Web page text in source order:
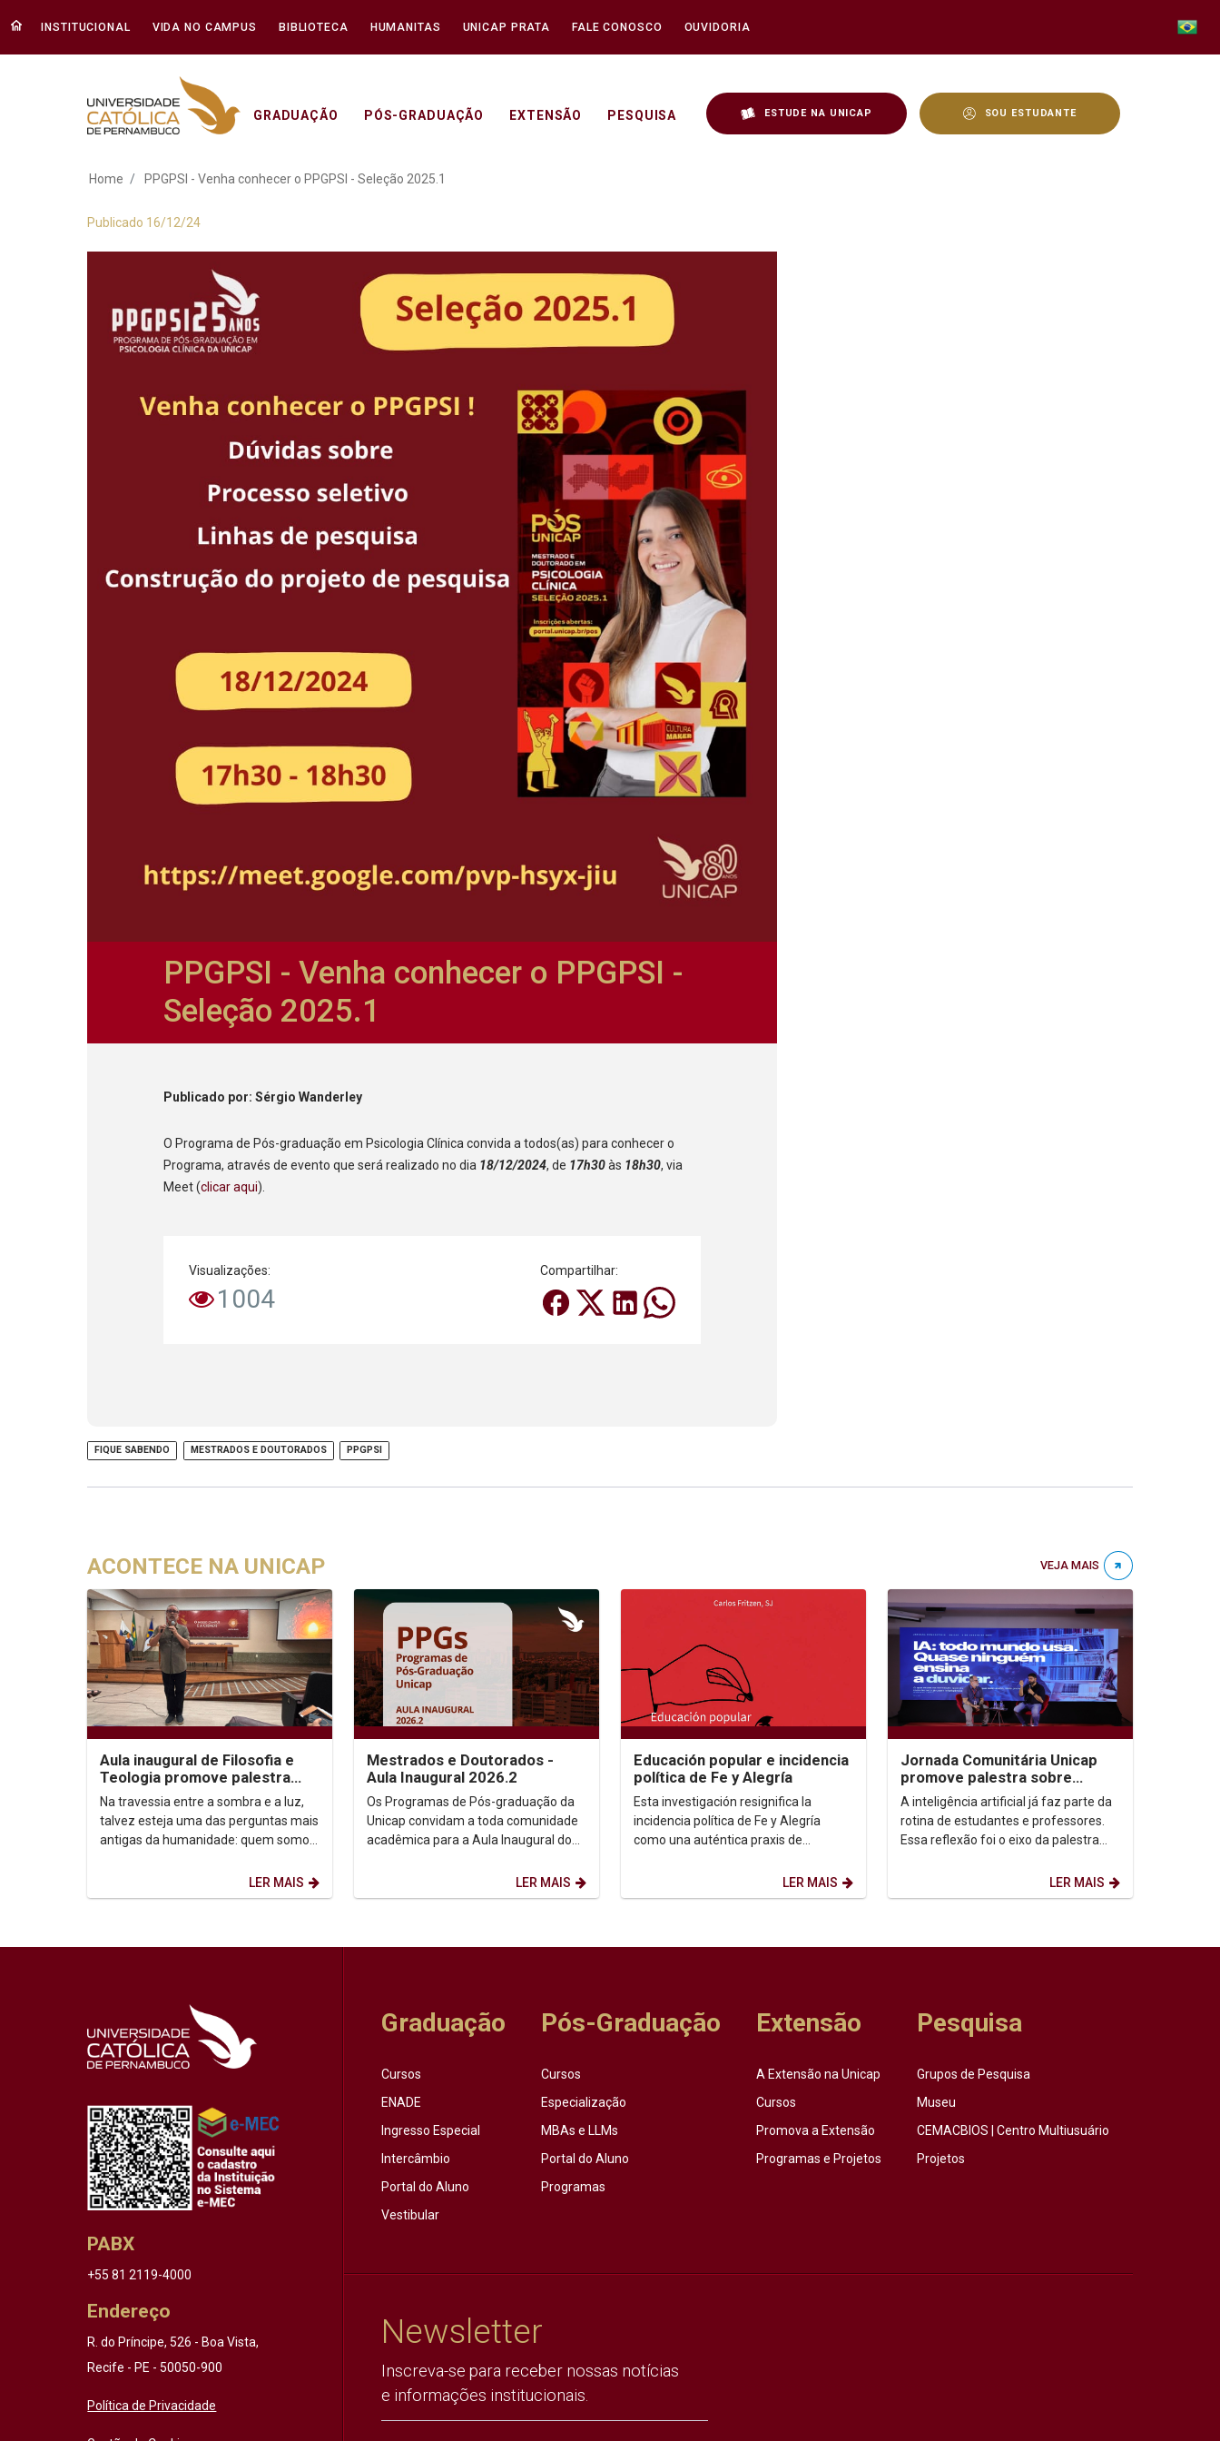
INSTITUCIONAL VIDA NO CAMPUS BIBLIOTECA HUMANITAS UNICAP PRATA FALE CONOSCO OUVIDORIA
GRADUAÇÃO PÓS-GRADUAÇÃO EXTENSÃO PESQUISA ESTUDE NA UNICAP SOU ESTUDANTE
PPGPSI - Venha conhecer o PPGPSI - Seleção 2025.1 - Unicap
Home PPGPSI - Venha conhecer o PPGPSI - Seleção 2025.1
Publicado 16/12/24
PPGPSI - Venha conhecer o PPGPSI -
Seleção 2025.1
Publicado por: Sérgio Wanderley
O Programa de Pós-graduação em Psicologia Clínica convida a todos(as) para conhecer o
Programa, através de evento que será realizado no dia 18/12/2024, de 17h30às 18h30, via
Meet (clicar aqui).
Visualizações:
1004
Compartilhar:
FIQUE SABENDO MESTRADOS E DOUTORADOS PPGPSI
ACONTECE NA UNICAP VEJA MAIS
Aula inaugural de Filosofia e
Teologia promove palestra
sobre autoconhecimento
Na travessia entre a sombra e a luz,
talvez esteja uma das perguntas mais
antigas da humanidade: quem somos,
LER MAIS
Mestrados e Doutorados -
Aula Inaugural 2026.2
Os Programas de Pós-graduação da
Unicap convidam a toda comunidade
acadêmica para a Aula Inaugural do
LER MAIS
Educación popular e incidencia
política de Fe y Alegría
Esta investigación resignifica la
incidencia política de Fe y Alegría
como una auténtica praxis de
LER MAIS
Jornada Comunitária Unicap
promove palestra sobre
aprendizagem com uso de IA
A inteligência artificial já faz parte da
rotina de estudantes e professores.
Essa reflexão foi o eixo da palestra
LER MAIS
PABX
+55 81 2119-4000
Endereço
R. do Príncipe, 526 - Boa Vista,
Recife - PE - 50050-900
Política de Privacidade
Graduação
Cursos
ENADE
Ingresso Especial
Intercâmbio
Portal do Aluno
Vestibular
Pós-Graduação
Cursos
Especialização
MBAs e LLMs
Portal do Aluno
Programas
Extensão
A Extensão na Unicap
Cursos
Promova a Extensão
Programas e Projetos
Pesquisa
Grupos de Pesquisa
Museu
CEMACBIOS | Centro Multiusuário
Projetos
Newsletter
Inscreva-se para receber nossas notícias
e informações institucionais.